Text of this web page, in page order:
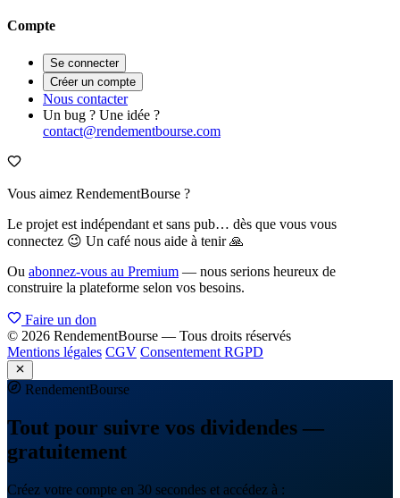
Compte
Se connecter
Créer un compte
Nous contacter
Un bug ? Une idée ?
contact@rendementbourse.com
Vous aimez RendementBourse ?
Le projet est indépendant et sans pub… dès que vous vous
connectez 😉 Un café nous aide à tenir 🙏
Ou abonnez-vous au Premium — nous serions heureux de
construire la plateforme selon vos besoins.
Faire un don
© 2026 RendementBourse — Tous droits réservés
Mentions légales CGV Consentement RGPD
RendementBourse
Tout pour suivre vos dividendes —
gratuitement
Créez votre compte en 30 secondes et accédez à :